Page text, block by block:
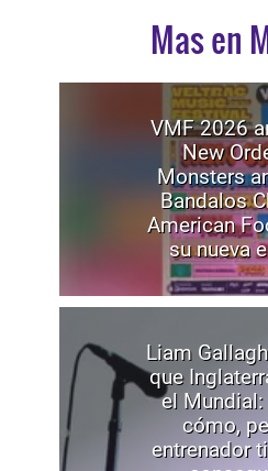
Mas en
VMF 2026
New
Monsters
Bandalos
American
su nueva
Liam
que
el Mundial:
cómo,
entrenador